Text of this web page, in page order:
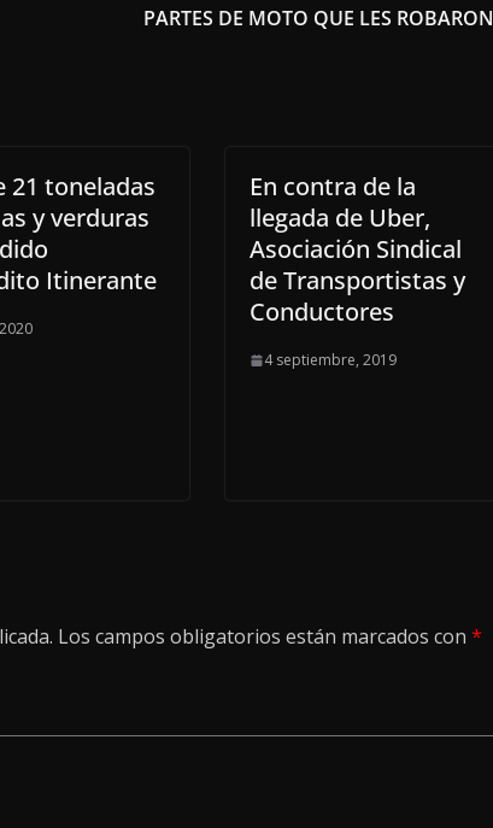
PARTES DE MOTO QUE LES ROBARON
21 toneladas
y verduras
Itinerante
En contra de la
llegada de Uber,
Asociación Sindical
de Transportistas y
Conductores
4 septiembre, 2019
Los campos obligatorios están marcados con *